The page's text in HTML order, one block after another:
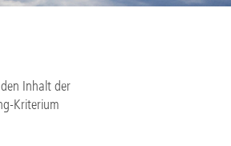
Inhalt der
Kriterium